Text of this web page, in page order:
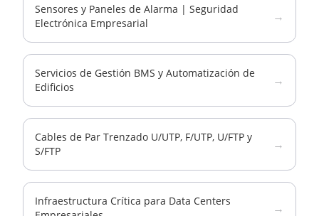
Sensores y Paneles de Alarma | Seguridad
Electrónica Empresarial
→
Servicios de Gestión BMS y Automatización de
Edificios
→
Cables de Par Trenzado U/UTP, F/UTP, U/FTP y
S/FTP
→
Infraestructura Crítica para Data Centers
→